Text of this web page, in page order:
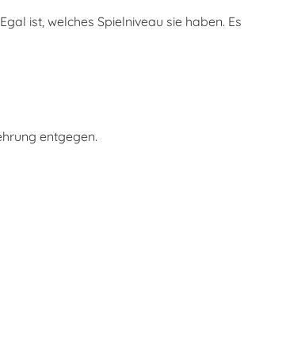
ist, welches Spielniveau sie haben. Es
entgegen.